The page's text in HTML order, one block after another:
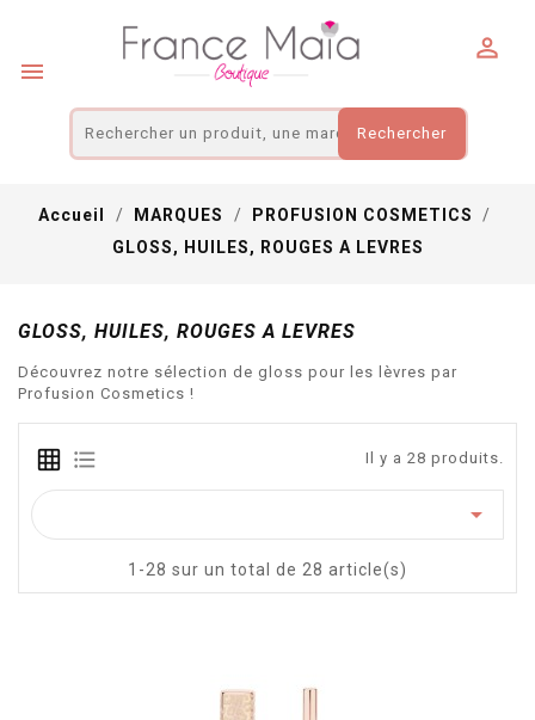
Rechercher


Accueil MARQUES
PROFUSION COSMETICS
GLOSS, HUILES, ROUGES A LEVRES
GLOSS, HUILES, ROUGES A LEVRES
Découvrez notre sélection de gloss pour les lèvres par
Profusion Cosmetics !
Il y a 28 produits.

1-28 sur un total de 28 article(s)